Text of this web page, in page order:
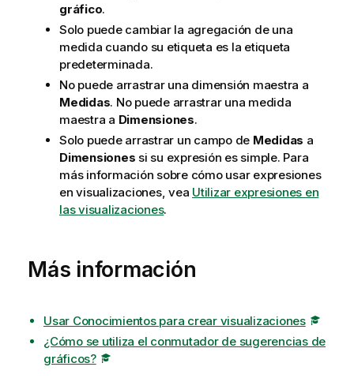
gráfico.
Solo puede cambiar la agregación de una
medida cuando su etiqueta es la etiqueta
predeterminada.
No puede arrastrar una dimensión maestra a
Medidas. No puede arrastrar una medida
maestra a Dimensiones.
Solo puede arrastrar un campo de Medidas a
Dimensiones si su expresión es simple. Para
más información sobre cómo usar expresiones
en visualizaciones, vea Utilizar expresiones en
las visualizaciones.
Más información
Usar Conocimientos para crear visualizaciones
¿Cómo se utiliza el conmutador de sugerencias de
gráficos?